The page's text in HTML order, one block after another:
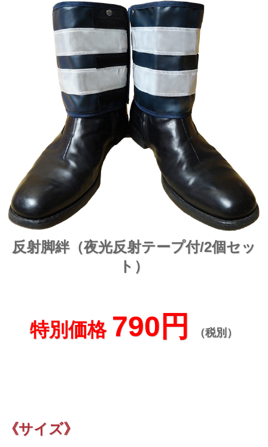
反射脚絆（夜光反射テープ付/2個セッ
ト）
特別価格 790円 （税別）
《サイズ》